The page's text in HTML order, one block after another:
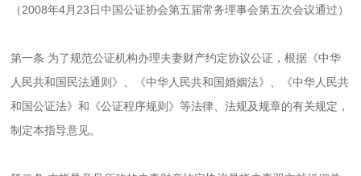
（2008年4月23日中国公证协会第五届常务理事会第五次会议通过）
第一条 为了规范公证机构办理夫妻财产约定协议公证，根据《中华
人民共和国民法通则》、《中华人民共和国婚姻法》、《中华人民共
和国公证法》和《公证程序规则》等法律、法规及规章的有关规定，
制定本指导意见。